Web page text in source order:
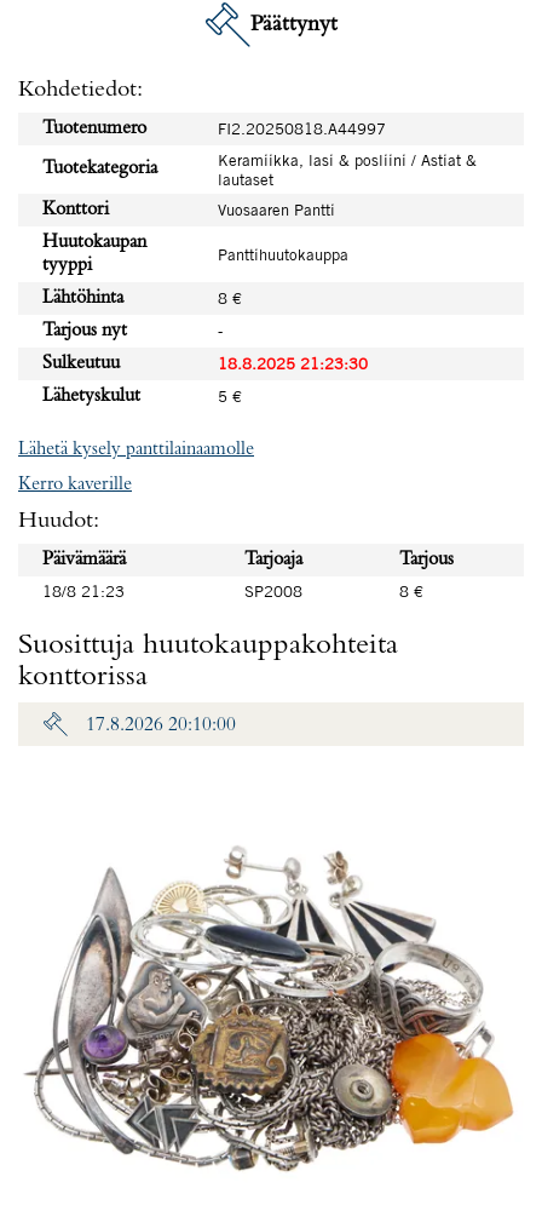
Päättynyt
Kohdetiedot:
Tuotenumero FI2.20250818.A44997
Tuotekategoria
Keramiikka, lasi & posliini / Astiat &
lautaset
Konttori
Vuosaaren Pantti
Huutokaupan
tyyppi
Panttihuutokauppa
Lähtöhinta
8 €
Tarjous nyt
-
Sulkeutuu
18.8.2025 21:23:30
Lähetyskulut
5 €
Lähetä kysely panttilainaamolle
Kerro kaverille
Huudot:
Päivämäärä Tarjoaja
Tarjous
18/8 21:23
SP2008 8 €
Suosittuja huutokauppakohteita
konttorissa
17.8.2026 20:10:00